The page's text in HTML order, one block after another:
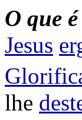
O que
Jesus
lhe